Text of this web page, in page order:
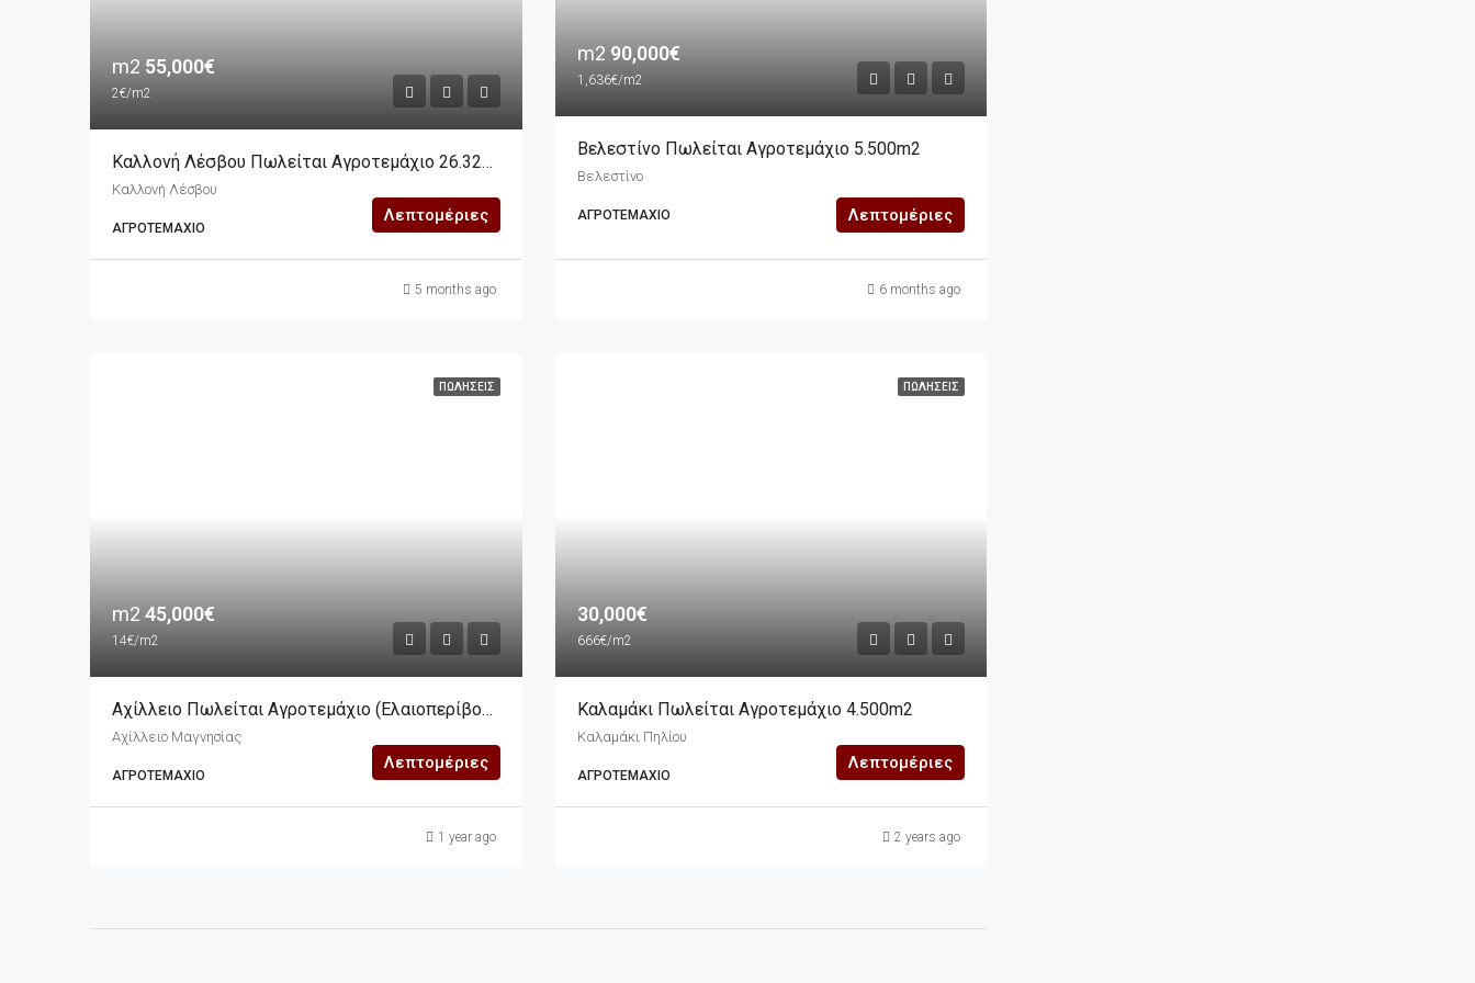
m2 55,000€
2€/m2
Καλλονή Λέσβου Πωλείται Αγροτεμάχιο 26.326m2
Καλλονή Λέσβου
ΑΓΡΟΤΕΜΆΧΙΟ
Λεπτομέριες
5 months ago
m2 90,000€
1,636€/m2
Βελεστίνο Πωλείται Αγροτεμάχιο 5.500m2
Βελεστίνο
ΑΓΡΟΤΕΜΆΧΙΟ Λεπτομέριες
6 months ago
ΠΩΛΉΣΕΙΣ
m2 45,000€
14€/m2
Αχίλλειο Πωλείται Αγροτεμάχιο (ελαιοπερίβολο) 3.143,05m2 Μπροστά Στη Θάλασσα
Αχίλλειο Μαγνησίας
ΑΓΡΟΤΕΜΆΧΙΟ
Λεπτομέριες
1 year ago
ΠΩΛΉΣΕΙΣ
30,000€
666€/m2
Καλαμάκι Πωλείται Αγροτεμάχιο 4.500m2
Καλαμάκι Πηλίου
ΑΓΡΟΤΕΜΆΧΙΟ
Λεπτομέριες
2 years ago